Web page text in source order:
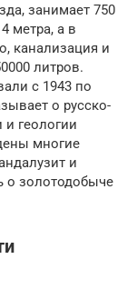
занимает 750
метра, а в
канализация и
литров.
с 1943 по
о русско-
геологии
многие
и
о золотодобыче